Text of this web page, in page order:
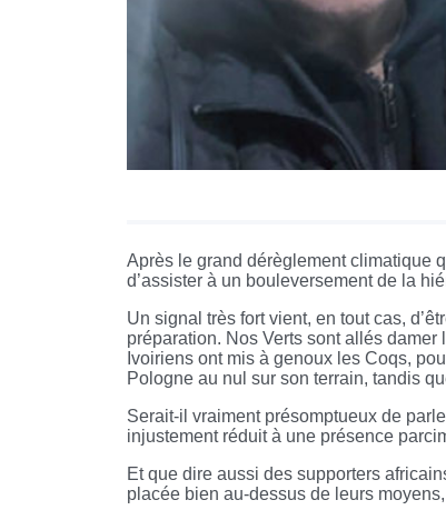
Après le grand dérèglement climatique
d’assister à un bouleversement de la
Un signal très fort vient, en tout cas,
préparation. Nos Verts sont allés
Ivoiriens ont mis à genoux les Coqs,
Pologne au nul sur son terrain, tandis
Serait-il vraiment présomptueux de
injustement réduit à une présence
Et que dire aussi des supporters
placée bien au-dessus de leurs